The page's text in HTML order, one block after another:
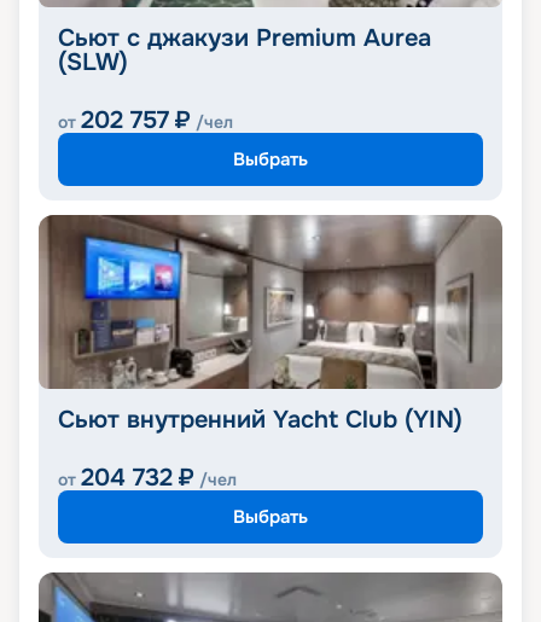
Сьют с джакузи Premium Aurea
(SLW)
от 202 757 ₽ /чел
Выбрать
Сьют внутренний Yacht Club (YIN)
от 204 732 ₽ /чел
Выбрать